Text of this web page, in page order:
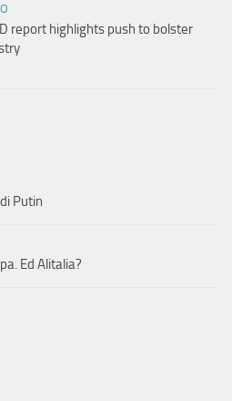
report highlights push to bolster
Putin
Ed Alitalia?